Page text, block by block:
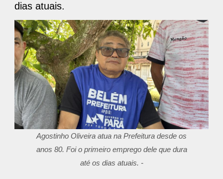
dias atuais.
Agostinho Oliveira atua na Prefeitura desde os
anos 80. Foi o primeiro emprego dele que dura
até os dias atuais. -